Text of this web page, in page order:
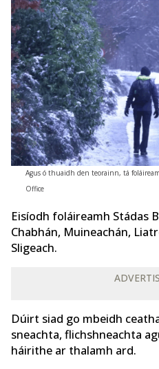
Agus ó thuaidh den teorainn, tá
Office
Eisíodh foláireamh Stádas
Chabhán, Muineachán,
Sligeach.
Dúirt siad go mbeidh
sneachta, flichshneachta
háirithe ar thalamh ard.